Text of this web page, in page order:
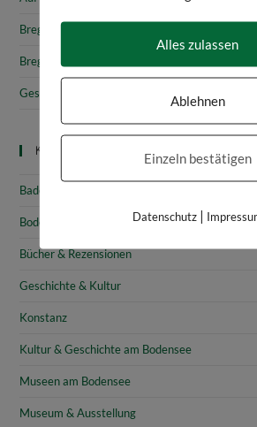
Bregenz: Kirchen, Kapellen & Kultur
Bregenz: Stadtgeschichte & Sehenswürdigkeiten
Gesammelte Schätze Vorarlbergs: Das
Kategorien
Baden-Württemberg
Bodensee
Bücher & Rezensionen
Geschichte & Kultur
Konstanz
Kultur & Geschichte am Bodensee
Museen am Bodensee
Museum & Ausstellung
Alles zulassen
Ablehnen
Einzeln bestätigen
Datenschutz|